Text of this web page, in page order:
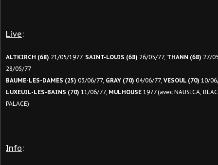
Live:
ALTKIRCH (68) 21/05/1977, SAINT-LOUIS (68) 26/05/77, THANN (68) 27/
28/05/77
BAUME-LES-DAMES (25) 03/06/77, GRAY (70) 04/06/77, VESOUL (70) 10/
LUXEUIL-LES-BAINS (70) 11/06/77, MULHOUSE 1977 (avec NAUSICA,
PALACE)
Info: